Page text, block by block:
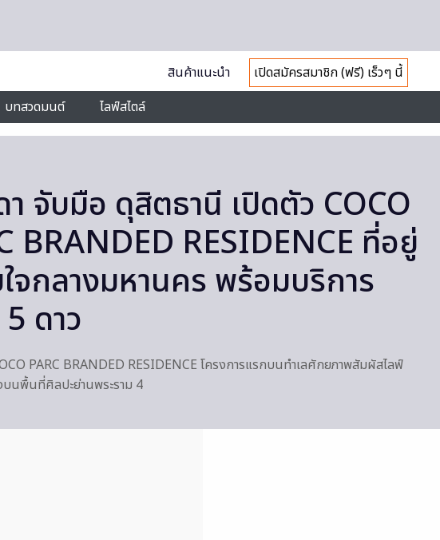
สินค้าแนะนำ
เปิดสมัครสมาชิก (ฟรี) เร็วๆ นี้
บทสวดมนต์ ไลฟ์สไตล์
จับมือ ดุสิตธานี เปิดตัว COCO
BRANDED RESIDENCE ที่อยู่
จกลางมหานคร พร้อมบริการ
ดาว
PARC BRANDED RESIDENCE โครงการแรกบนทำเลศักยภาพสัมผัสไลฟ์
บนพื้นที่ศิลปะย่านพระราม 4